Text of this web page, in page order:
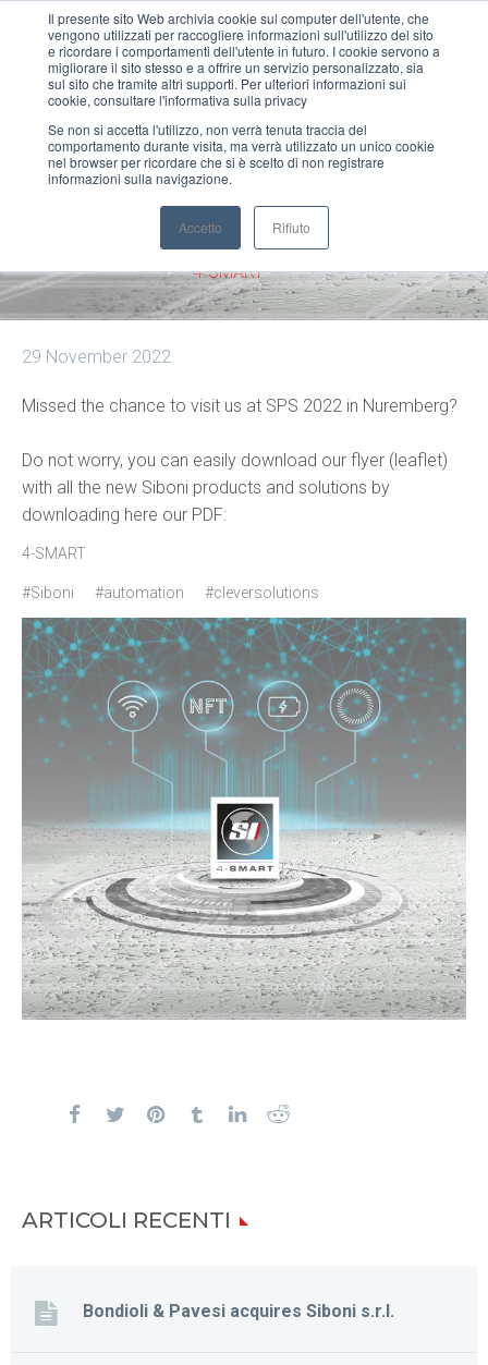
Il presente sito Web archivia cookie sul computer dell'utente, che
vengono utilizzati per raccogliere informazioni sull'utilizzo del sito
e ricordare i comportamenti dell'utente in futuro. I cookie servono a
migliorare il sito stesso e a offrire un servizio personalizzato, sia
sul sito che tramite altri supporti. Per ulteriori informazioni sui
cookie, consultare l'informativa sulla privacy
Se non si accetta l'utilizzo, non verrà tenuta traccia del
comportamento durante visita, ma verrà utilizzato un unico cookie
nel browser per ricordare che si è scelto di non registrare
informazioni sulla navigazione.
Accetto Rifiuto
MENU
4-SMART
Home News Siboni
4-SMART
29 November 2022
Missed the chance to visit us at SPS 2022 in Nuremberg?
Do not worry, you can easily download our flyer (leaflet)
with all the new Siboni products and solutions by
downloading here our PDF:
4-SMART
#Siboni #automation #cleversolutions
ARTICOLI RECENTI
Bondioli & Pavesi acquires Siboni s.r.l.